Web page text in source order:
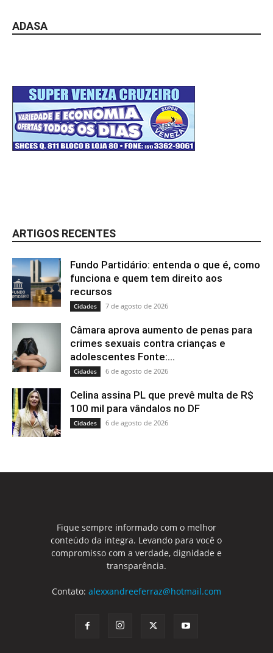
ADASA
ARTIGOS RECENTES
Fundo Partidário: entenda o que é, como
funciona e quem tem direito aos
recursos
Cidades 7 de agosto de 2026
Câmara aprova aumento de penas para
crimes sexuais contra crianças e
adolescentes Fonte:...
Cidades 6 de agosto de 2026
Celina assina PL que prevê multa de R$
100 mil para vândalos no DF
Cidades 6 de agosto de 2026
Fique sempre informado com o melhor
conteúdo da integra. Levando para você o
compromisso com a verdade, dignidade e
transparência.
Contato: alexxandreeferraz@hotmail.com